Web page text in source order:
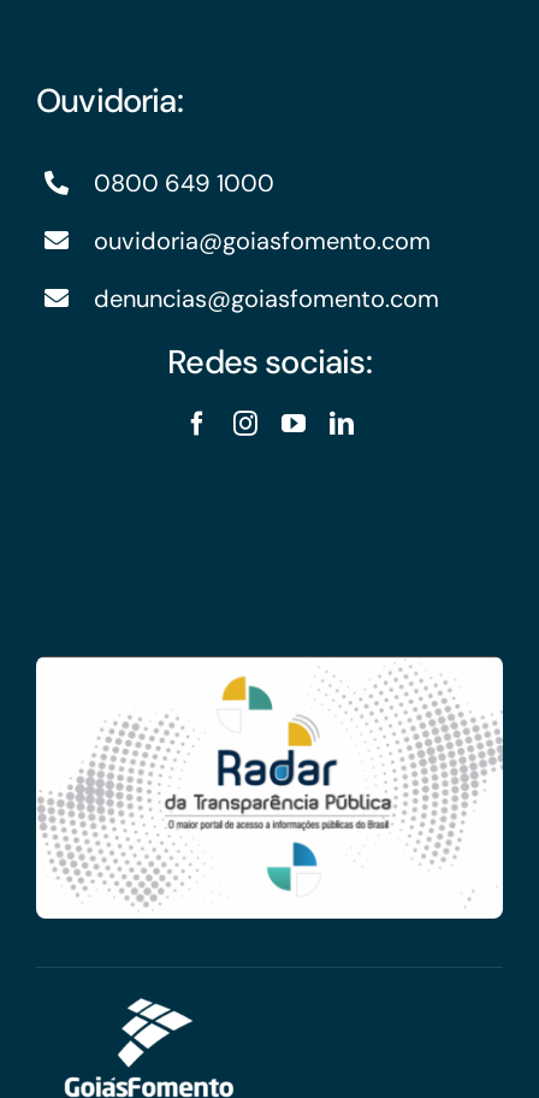
Ouvidoria:
0800 649 1000
ouvidoria@goiasfomento.com
denuncias@goiasfomento.com
Redes sociais: